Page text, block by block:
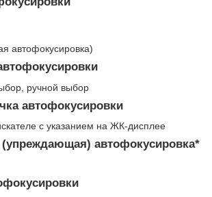
автофокусировка)
ручной выбор
автофокусировки
с указанием на ЖК-дисплее
(упреждающая) автофокусировка*